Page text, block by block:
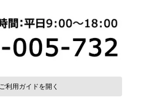
ご利用ガイドを開く